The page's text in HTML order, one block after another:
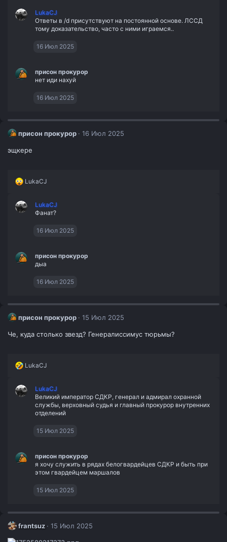
LukaCJ
Ответы в /d присутствуют на постоянной основе. ЛССД
тому доказательство, часто с ними играемся..
16 Июл 2025
присон прокурор
нет иди нахуй
16 Июл 2025
присон прокурор 16 Июл 2025
эщкере
Р
к
ц
LukaCJ
LukaCJ
Фанат?
16 Июл 2025
присон прокурор
дыа
16 Июл 2025
присон прокурор 15 Июл 2025
Че, куда столько звезд? Генералиссимус тюрьмы?
Р
к
ц
LukaCJ
LukaCJ
Великий император СДКР, генерал и адмирал охранной
службы, верховный судья и главный прокурор внутренних
отделений
15 Июл 2025
присон прокурор
я хочу служить в рядах белогвардейцев СДКР и быть при
этом гвардейцем маршалов
15 Июл 2025
frantsuz 15 Июл 2025